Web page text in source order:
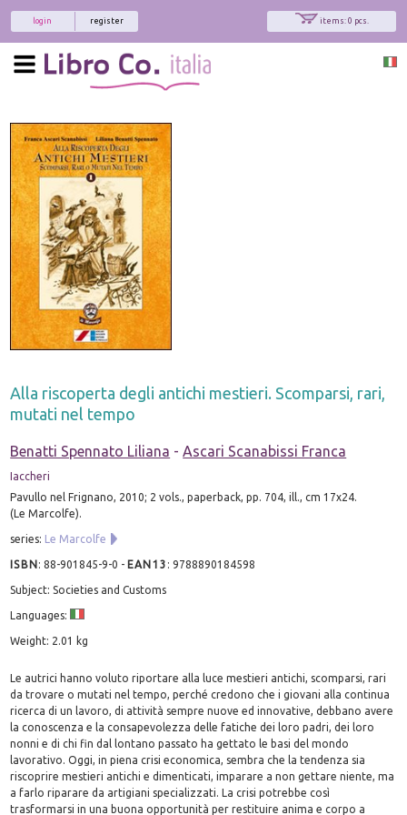
items: 0 pcs.
register
login
Alla riscoperta degli antichi mestieri. Scomparsi, rari,
mutati nel tempo
Benatti Spennato Liliana -Ascari Scanabissi Franca
Iaccheri
Pavullo nel Frignano, 2010; 2 vols., paperback, pp. 704, ill., cm 17x24.
(Le Marcolfe).
series: Le Marcolfe
ISBN:88-901845-9-0 - EAN13 :9788890184598
Subject: Societies and Customs
Languages:
Weight: 2.01 kg
Le autrici hanno voluto riportare alla luce mestieri antichi, scomparsi, rari
da trovare o mutati nel tempo, perché credono che i giovani alla continua
ricerca di un lavoro, di attività sempre nuove ed innovative, debbano avere
la conoscenza e la consapevolezza delle fatiche dei loro padri, dei loro
nonni e di chi fin dal lontano passato ha gettato le basi del mondo
lavorativo. Oggi, in piena crisi economica, sembra che la tendenza sia
riscoprire mestieri antichi e dimenticati, imparare a non gettare niente, ma
a farlo riparare da artigiani specializzati. La crisi potrebbe così
trasformarsi in una buona opportunità per restituire anima e corpo a